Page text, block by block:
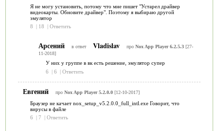
Я не могу установить, потому что мне пишет "Устарел драйвер
видеокарты. Обновите драйвер". Поэтому я выбираю другой
эмулятор
8
| 18 | Ответить
Арсений в ответ Vladislav про Nox App Player 6.2.5.3[27-
11-2018]
У них у группе в вк есть решение, эмулятор супер
6
| 6 | Ответить
Евгений про Nox App Player 5.2.0.0[12-10-2017]
Браузер не качает nox_setup_v5.2.0.0_full_intl.exe Говорит, что
вирусы в файле
6
| 7 | Ответить